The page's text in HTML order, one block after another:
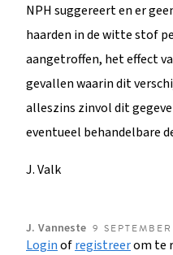
NPH suggereert en er
haarden in de witte stof
aangetroffen, het effect
gevallen waarin dit
alleszins zinvol dit
eventueel behandelbare
J. Valk
J. Vanneste 9
Loginofregistreerom te